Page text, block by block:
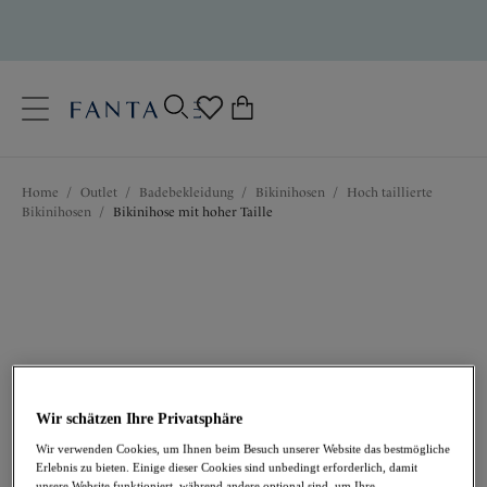
Sprache
Home / Outlet / Badebekleidung / Bikinihosen /
Hoch taillierte
Bikinihosen / Bikinihose mit hoher Taille
19,97 € war 39,95 €
Wir schätzen Ihre Privatsphäre
Wir verwenden Cookies, um Ihnen beim Besuch unserer Website das bestmögliche
Erlebnis zu bieten. Einige dieser Cookies sind unbedingt erforderlich, damit